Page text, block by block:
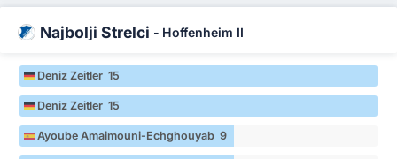
Najbolji Strelci - Hoffenheim II
Deniz Zeitler 15
Deniz Zeitler 15
Ayoube Amaimouni-Echghouyab 9